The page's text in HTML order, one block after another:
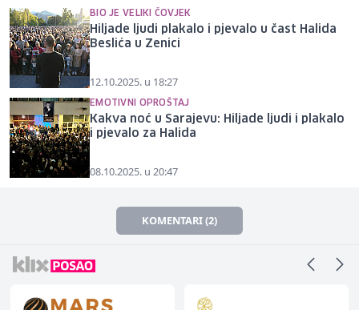
BIO JE VELIKI ČOVJEK
Hiljade ljudi plakalo i pjevalo u čast Halida
Beslića u Zenici
12.10.2025. u 18:27
EMOTIVNI OPROŠTAJ
Kakva noć u Sarajevu: Hiljade ljudi i plakalo
i pjevalo za Halida
08.10.2025. u 20:47
KOMENTARI (2)